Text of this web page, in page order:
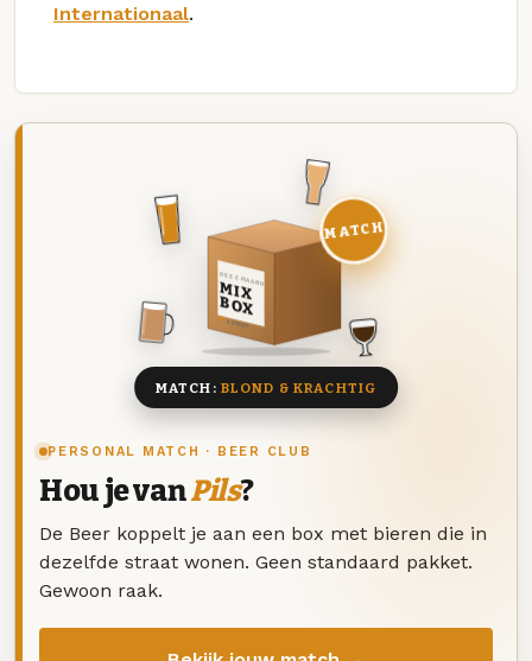
Internationaal.
PERSONAL MATCH · BEER CLUB
Hou je vanPils?
De Beer koppelt je aan een box met bieren die in
dezelfde straat wonen. Geen standaard pakket.
Gewoon raak.
DEZE MAAND
MIX
BOX
8 BIEREN
MATCH
MATCH: BLOND & KRACHTIG